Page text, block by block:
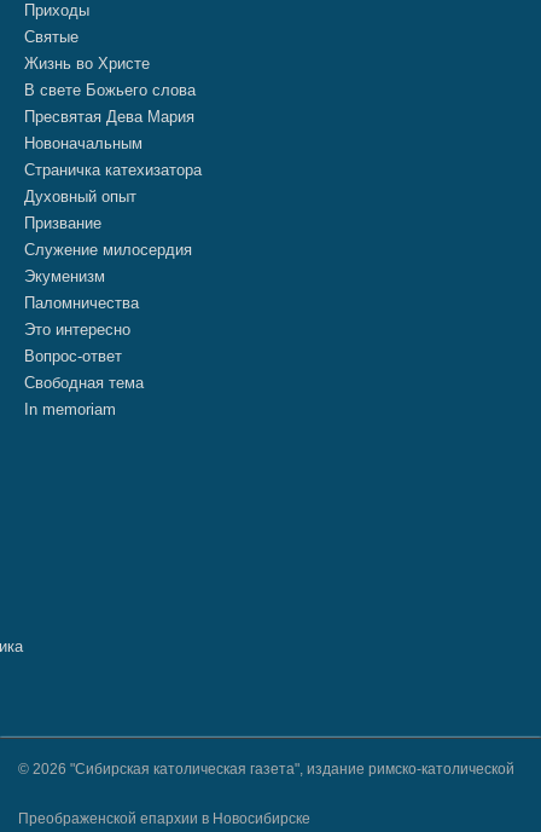
Приходы
Святые
Жизнь во Христе
В свете Божьего слова
Пресвятая Дева Мария
Новоначальным
Страничка катехизатора
Духовный опыт
Призвание
Служение милосердия
Экуменизм
Паломничества
Это интересно
Вопрос-ответ
Свободная тема
In memoriam
© 2026 "Сибирская католическая газета", издание римско-католической
Преображенской епархии в Новосибирске